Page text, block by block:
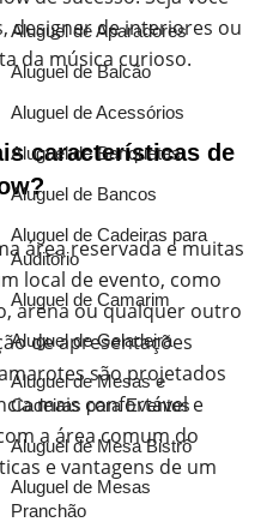
Aluguel de Aparadores
Aluguel de Balcão
Aluguel de Acessórios
Aluguel de Banquetas
Aluguel de Bancos
Aluguel de Cadeiras para
Auditório
Aluguel de Camarim
Aluguel de Geladeira
Aluguel de Mesas e
Cadeiras para Eventos
Aluguel de Mesa Bistrô
Aluguel de Mesas
Pranchão
designer de interiores ou
da música curioso.
características de
área reservada e muitas
local de evento, como
arena ou qualquer outro
de apresentações
são projetados
mais confortável e
a área comum do
e vantagens de um